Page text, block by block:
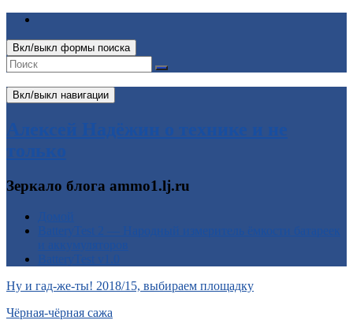
Вкл/выкл формы поиска
Вкл/выкл навигации
Алексей Надёжин о технике и не
только
Зеркало блога ammo1.lj.ru
Ну и гад-же-ты! 2018/15, выбираем площадку
Чёрная-чёрная сажа